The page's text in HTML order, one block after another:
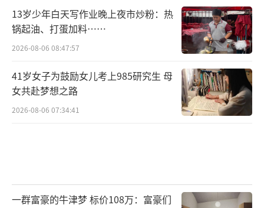
13岁少年白天写作业晚上夜市炒粉：热
锅起油、打蛋加料……
2026-08-06 08:47:57
41岁女子为鼓励女儿考上985研究生 母
女共赴梦想之路
2026-08-06 07:34:41
一群富豪的牛津梦 标价108万：富豪们